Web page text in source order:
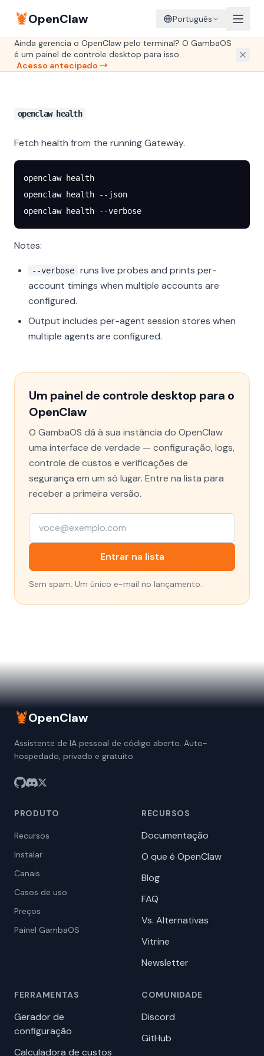
🦞OpenClaw Português
Ainda gerencia o OpenClaw pelo terminal? O GambaOS
é um painel de controle desktop para isso.
Acesso antecipado →
openclaw health
Fetch health from the running Gateway.
openclaw health
openclaw health --json
openclaw health --verbose
Notes:
--verbose
runs live probes and prints per-
account timings when multiple accounts are
configured.
Output includes per-agent session stores when
multiple agents are configured.
Um painel de controle desktop para o
OpenClaw
O GambaOS dá à sua instância do OpenClaw
uma interface de verdade — configuração, logs,
controle de custos e verificações de
segurança em um só lugar. Entre na lista para
receber a primeira versão.
Entrar na lista
Sem spam. Um único e-mail no lançamento.
🦞OpenClaw
Assistente de IA pessoal de código aberto. Auto-
hospedado, privado e gratuito.
PRODUTO
Recursos
Instalar
Canais
Casos de uso
Preços
Painel GambaOS
RECURSOS
Documentação
O que é OpenClaw
Blog
FAQ
Vs. Alternativas
Vitrine
Newsletter
FERRAMENTAS
Gerador de
configuração
Calculadora de custos
COMUNIDADE
Discord
GitHub